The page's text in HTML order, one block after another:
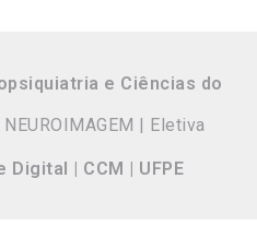
e Ciências do
| Eletiva
Digital | CCM | UFPE